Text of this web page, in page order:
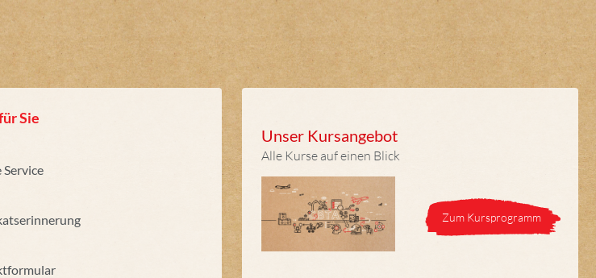
Sie
Unser Kursangebot
Alle Kurse auf einen Blick
Zum Kursprogramm